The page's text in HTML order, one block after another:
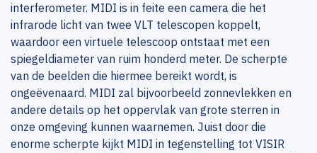
interferometer. MIDI is in feite een camera die het
infrarode licht van twee VLT telescopen koppelt,
waardoor een virtuele telescoop ontstaat met een
spiegeldiameter van ruim honderd meter. De scherpte
van de beelden die hiermee bereikt wordt, is
ongeëvenaard. MIDI zal bijvoorbeeld zonnevlekken en
andere details op het oppervlak van grote sterren in
onze omgeving kunnen waarnemen. Juist door die
enorme scherpte kijkt MIDI in tegenstelling tot VISIR